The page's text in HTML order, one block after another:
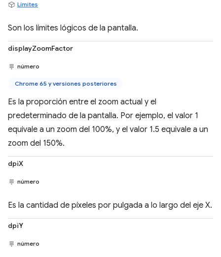
Límites
Son los límites lógicos de la pantalla.
displayZoomFactor
número
Chrome 65 y versiones posteriores
Es la proporción entre el zoom actual y el
predeterminado de la pantalla. Por ejemplo, el valor 1
equivale a un zoom del 100%, y el valor 1.5 equivale a un
zoom del 150%.
dpiX
número
Es la cantidad de píxeles por pulgada a lo largo del eje X.
dpiY
número